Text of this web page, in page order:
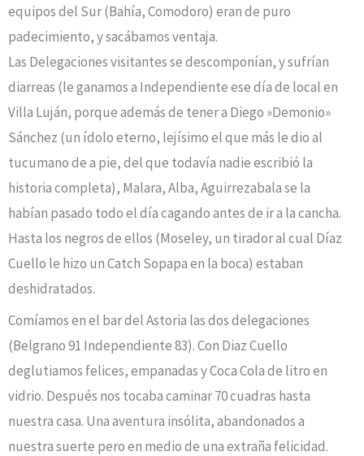
equipos del Sur (Bahía, Comodoro) eran de puro
padecimiento, y sacábamos ventaja.
Las Delegaciones visitantes se descomponían, y sufrían
diarreas (le ganamos a Independiente ese día de local en
Villa Luján, porque además de tener a Diego »Demonio»
Sánchez (un ídolo eterno, lejísimo el que más le dio al
tucumano de a pie, del que todavía nadie escribió la
historia completa), Malara, Alba, Aguirrezabala se la
habían pasado todo el día cagando antes de ir a la cancha.
Hasta los negros de ellos (Moseley, un tirador al cual Díaz
Cuello le hizo un Catch Sopapa en la boca) estaban
deshidratados.
Comíamos en el bar del Astoria las dos delegaciones
(Belgrano 91 Independiente 83). Con Diaz Cuello
deglutiamos felices, empanadas y Coca Cola de litro en
vidrio. Después nos tocaba caminar 70 cuadras hasta
nuestra casa. Una aventura insólita, abandonados a
nuestra suerte pero en medio de una extraña felicidad.